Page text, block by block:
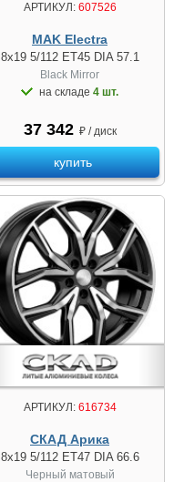
АРТИКУЛ:607526
MAK Electra
8x19 5/112 ET45 DIA 57.1
Black Mirror
на складе 4 шт.
37 342 ₽ / диск
купить
АРТИКУЛ:616734
СКАД Арика
8x19 5/112 ET47 DIA 66.6
Черный матовый